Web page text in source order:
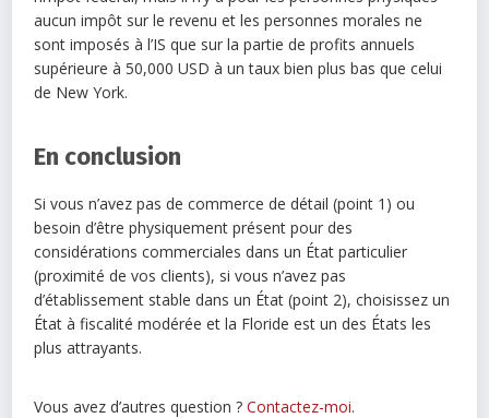
aucun impôt sur le revenu et les personnes morales ne
sont imposés à l’IS que sur la partie de profits annuels
supérieure à 50,000 USD à un taux bien plus bas que celui
de New York.
En conclusion
Si vous n’avez pas de commerce de détail (point 1) ou
besoin d’être physiquement présent pour des
considérations commerciales dans un État particulier
(proximité de vos clients), si vous n’avez pas
d’établissement stable dans un État (point 2), choisissez un
État à fiscalité modérée et la Floride est un des États les
plus attrayants.
Vous avez d’autres question ?Contactez-moi.